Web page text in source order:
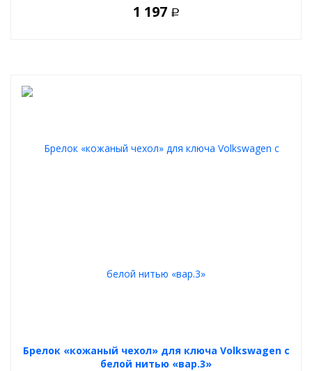
1 197 Р
Брелок «кожаный чехол» для ключа Volkswagen с
белой нитью «вар.3»